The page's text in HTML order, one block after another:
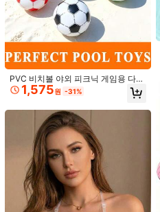
10개 일회용 부직포 배 모양 니플 커
버, 보이지 않는 통기성 이음새 없음,
돌출 방지, 웨딩 드레스, 비키니 및 이
브닝 가운에 적합
1,383원 -34%
PVC 비치볼 야외 피크닉 게임용 다기
능 팽창식 파티 소품 백야드 물놀이 풀
장 액세서리 비치 수영장 팽창식 휴가
1,575원 -31%